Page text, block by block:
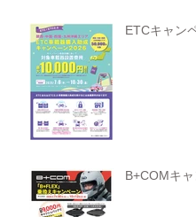
ETCキャン
B+COMキ